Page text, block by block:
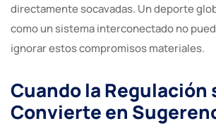
directamente socavadas. Un deporte
como un sistema interconectado no
ignorar estos compromisos materiales.
Cuando la Regulación
Convierte en